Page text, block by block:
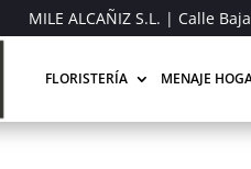
MILE ALCAÑIZ S.L. | Calle
FLORISTERÍA MENAJE